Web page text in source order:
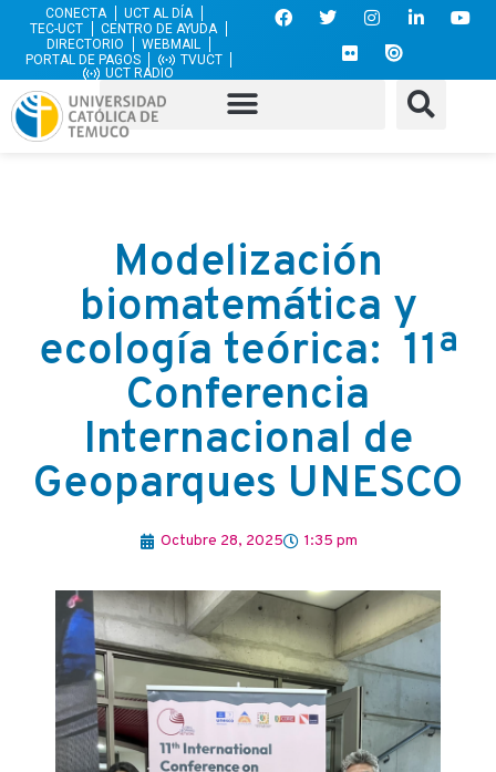
CONECTA
UCT AL DÍA
TEC-UCT
CENTRO DE AYUDA
DIRECTORIO
WEBMAIL
PORTAL DE PAGOS
TVUCT
UCT RADIO
Modelización
biomatemática y
ecología teórica: 11ª
Conferencia
Internacional de
Geoparques UNESCO
Octubre 28, 2025 1:35 pm